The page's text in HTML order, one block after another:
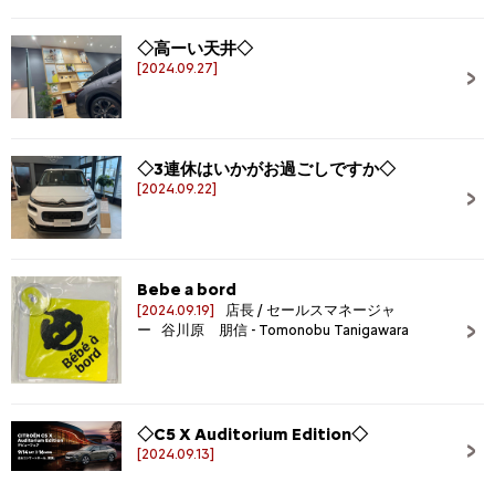
◇高ーい天井◇
[2024.09.27]
◇3連休はいかがお過ごしですか◇
[2024.09.22]
Bebe a bord
[2024.09.19]
店長 / セールスマネージャ
ー 谷川原 朋信 - Tomonobu Tanigawara
◇C5 X Auditorium Edition◇
[2024.09.13]